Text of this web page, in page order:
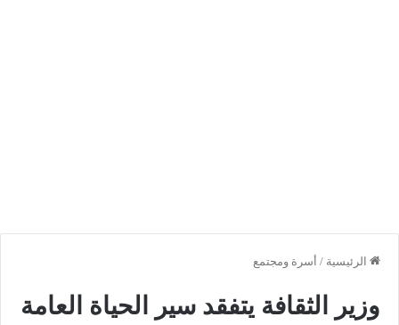
الرئيسية / أسرة ومجتمع
وزير الثقافة يتفقد سير الحياة العامة